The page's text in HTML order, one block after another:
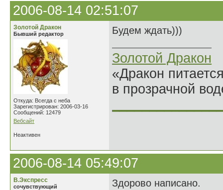
2006-08-14 02:51:07
Золотой Дракон
Бывший редактор
Откуда: Всегда с неба
Зарегистрирован: 2006-03-16
Сообщений: 12479
Вебсайт
Будем ждать)))
Золотой Дракон
«Дракон
в прозрачной
Неактивен
2006-08-14 05:49:07
В.Экспресс
сочувствующий Здорово написано.